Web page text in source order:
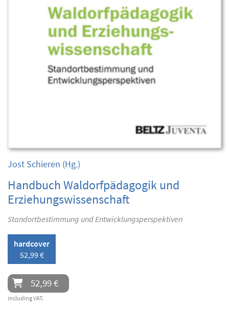
Jost Schieren (Hg.)
Handbuch Waldorfpädagogik und
Erziehungswissenschaft
Standortbestimmung und Entwicklungsperspektiven
hardcover
52,99 €
52,99 €
including VAT.